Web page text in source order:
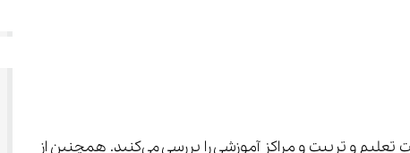
شما با زمینه‌های شکوفایی فرهنگ و هنر در عصر صفوی آشنا می‌شوید و اهمیت تعلیم و تربیت و مراکز آموزشی را بررسی می‌کنید. همچنین از